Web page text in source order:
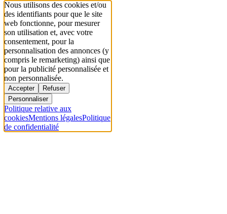
Nous utilisons des cookies et/ou
des identifiants pour que le site
web fonctionne, pour mesurer
son utilisation et, avec votre
consentement, pour la
personnalisation des annonces (y
compris le remarketing) ainsi que
pour la publicité personnalisée et
non personnalisée.
Accepter
Refuser
Personnaliser
Politique relative aux
cookiesMentions légalesPolitique
de confidentialité